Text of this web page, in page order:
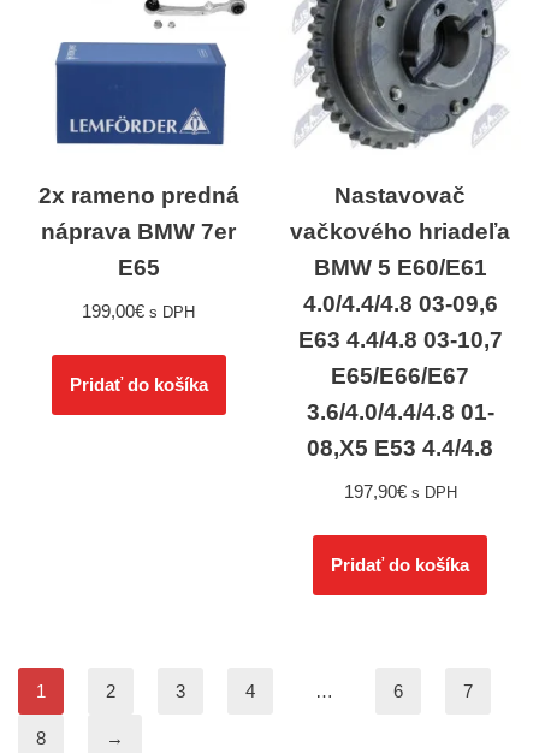
2x rameno predná
náprava BMW 7er
E65
199,00€ s DPH
Pridať do košíka
Nastavovač
vačkového hriadeľa
BMW 5 E60/E61
4.0/4.4/4.8 03-09,6
E63 4.4/4.8 03-10,7
E65/E66/E67
3.6/4.0/4.4/4.8 01-
08,X5 E53 4.4/4.8
197,90€ s DPH
Pridať do košíka
1 2 3 4 … 6 7
8 →